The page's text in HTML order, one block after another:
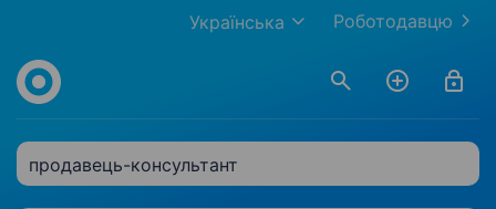
Роботодавцю
Українська
продавець-консультант